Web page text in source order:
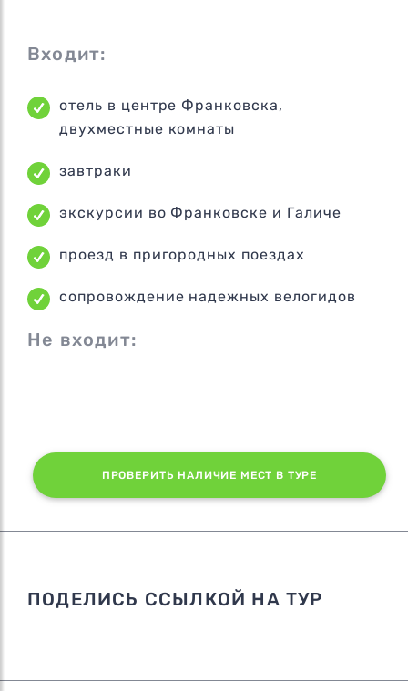
Входит:
отель в центре Франковска,
двухместные комнаты
завтраки
экскурсии во Франковске и Галиче
проезд в пригородных поездах
сопровождение надежных велогидов
Не входит:
ПРОВЕРИТЬ НАЛИЧИЕ МЕСТ В ТУРЕ
ПОДЕЛИСЬ ССЫЛКОЙ НА ТУР